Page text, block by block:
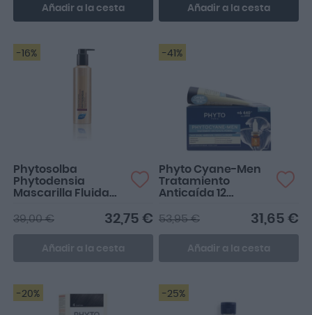
Añadir a la cesta Añadir a la cesta
-16%
Phytosolba
Phytodensia
Mascarilla Fluida
32,75 €
39,00 €
Añadir a la cesta
-41%
Phyto Cyane-Men
Tratamiento
Anticaída 12
Champú Anticaída31,65 €
53,95 €
Añadir a la cesta
-20% -25%